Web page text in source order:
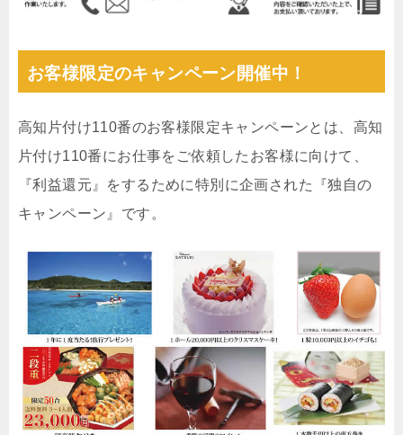
お客様限定のキャンペーン開催中！
高知片付け110番のお客様限定キャンペーンとは、高知
片付け110番にお仕事をご依頼したお客様に向けて、
『利益還元』をするために特別に企画された『独自の
キャンペーン』です。